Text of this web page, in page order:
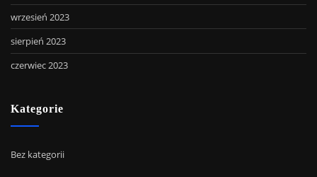
wrzesień 2023
sierpień 2023
czerwiec 2023
Kategorie
Bez kategorii